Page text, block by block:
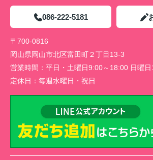
086-222-5181
〒700-0816
岡山県岡山市北区富田町２丁目13-3
営業時間： 平日・土曜日9:00～18:00 日曜
定休日： 毎週水曜日・祝日